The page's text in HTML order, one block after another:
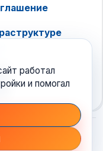
агрегатор рунета
работал
и помогал